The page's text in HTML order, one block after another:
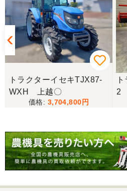
福岡県／廣瀬 修一
丁寧なご連絡ありがとう
させて頂きます。
福岡県／にしむら
丁寧な対応でした
福岡県／津田泰成
います。
トラクターイセキTJX87-
WXH 上越〇
3,704,800
2